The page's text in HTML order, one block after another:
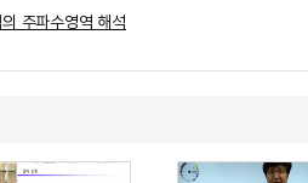
주파수영역 해석